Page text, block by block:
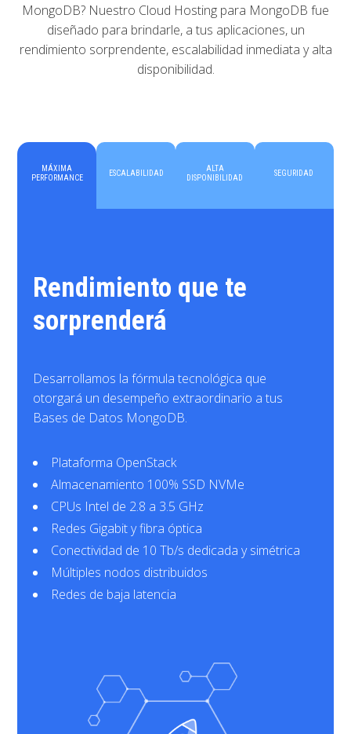
MongoDB? Nuestro Cloud Hosting para MongoDB fue
diseñado para brindarle, a tus aplicaciones, un
rendimiento sorprendente, escalabilidad inmediata y alta
disponibilidad.
MÁXIMA
PERFORMANCE
ESCALABILIDAD
ALTA
DISPONIBILIDAD
SEGURIDAD
Rendimiento que te
sorprenderá
Desarrollamos la fórmula tecnológica que
otorgará un desempeño extraordinario a tus
Bases de Datos MongoDB.
Plataforma OpenStack
Almacenamiento 100% SSD NVMe
CPUs Intel de 2.8 a 3.5 GHz
Redes Gigabit y fibra óptica
Conectividad de 10 Tb/s dedicada y simétrica
Múltiples nodos distribuidos
Redes de baja latencia